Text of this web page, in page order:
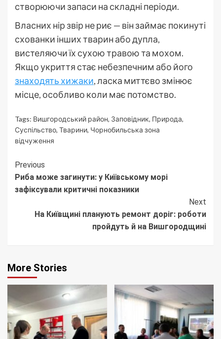
створюючи запаси на складні періоди.
Власних нір звір не риє — він займає покинуті
схованки інших тварин або дупла,
вистеляючи їх сухою травою та мохом.
Якщо укриття стає небезпечним або його
знаходять хижаки, ласка миттєво змінює
місце, особливо коли має потомство.
Tags: Вишгородський район, Заповідник, Природа,
Суспільство, Тварини, Чорнобильська зона
відчуження
Continue
Reading
Previous
Риба може загинути: у Київському морі
зафіксували критичні показники
Next
На Київщині планують ремонт доріг: роботи
пройдуть й на Вишгородщині
More Stories